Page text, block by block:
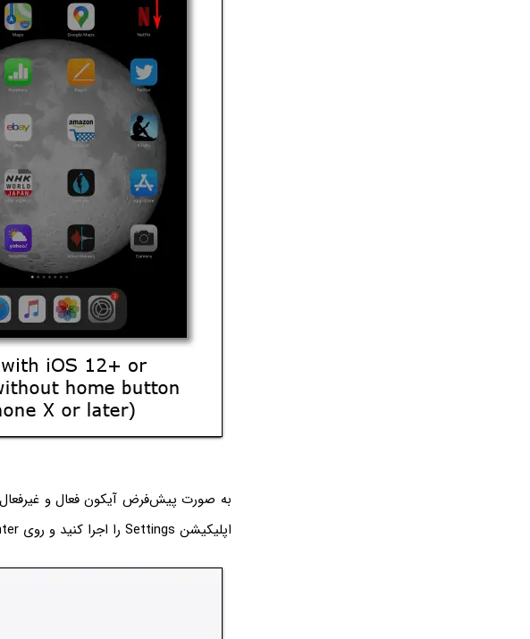
به صورت پیش‌فرض آیکون فعال و
اپلیکیشن Settings را اجرا کنید و روی Control Center تپ کنید.